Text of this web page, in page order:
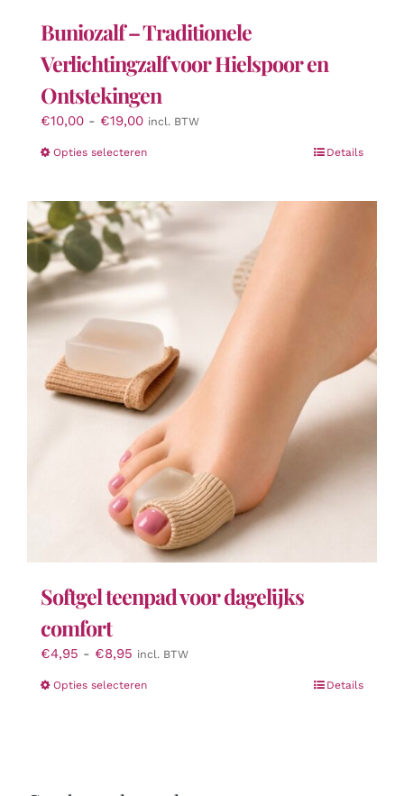
Buniozalf – Traditionele
Verlichtingzalf voor Hielspoor en
Ontstekingen
€10,00 - €19,00Prijsklasse:
tot
incl. BTW
Opties selecterenDit
meerdere
variaties.
Deze
optie
worden
de
productpagina
Details
Softgel teenpad voor dagelijks
comfort
€4,95 - €8,95 Prijsklasse:
tot
incl. BTW
Opties selecterenDit
Details